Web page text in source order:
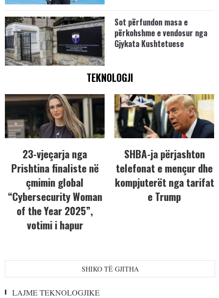
Sot përfundon masa e
përkohshme e vendosur nga
Gjykata Kushtetuese
TEKNOLOGJI
23-vjeçarja nga
Prishtina finaliste në
çmimin global
“Cybersecurity Woman
of the Year 2025”,
votimi i hapur
SHBA-ja përjashton
telefonat e mençur dhe
kompjuterët nga tarifat
e Trump
SHIKO TË GJITHA
LAJME TEKNOLOGJIKE